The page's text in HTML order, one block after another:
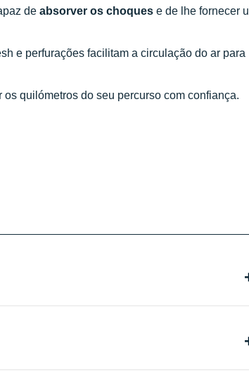
de absorver os choques e de lhe fornecer
e perfurações facilitam a circulação do ar para
os quilómetros do seu percurso com confiança.